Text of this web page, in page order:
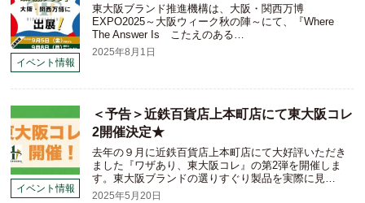
イベント情報
東大阪ブランド推進機構は、大阪・関西万博
EXPO2025～大阪ウィーク秋の陣～にて、『Where
The Answer Is こたえのある…
2025年8月1日
イベント情報
＜予告＞近鉄百貨店上本町店にて東大阪コレ
2開催決定★
去年の９月に近鉄百貨店上本町店にて大好評いただき
ました『ワザあり、東大阪コレ』の第2弾を開催しま
す。東大阪ブランドの選りすぐり製品を実際に見…
2025年5月20日